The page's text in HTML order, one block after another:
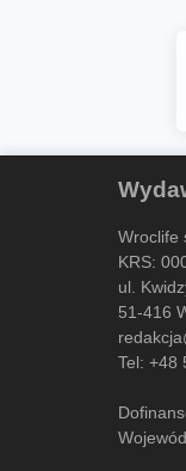
Wroclife
KRS:
ul.
51-416
Tel: +48